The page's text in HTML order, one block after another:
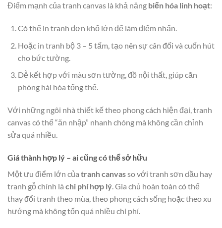
Điểm mạnh của tranh canvas là khả năng biến hóa linh hoạt:
Có thể in tranh đơn khổ lớn để làm điểm nhấn.
Hoặc in tranh bộ 3 – 5 tấm, tạo nên sự cân đối và cuốn hút
cho bức tường.
Dễ kết hợp với màu sơn tường, đồ nội thất, giúp căn
phòng hài hòa tổng thể.
Với những ngôi nhà thiết kế theo phong cách hiện đại, tranh
canvas có thể “ăn nhập” nhanh chóng mà không cần chỉnh
sửa quá nhiều.
Giá thành hợp lý – ai cũng có thể sở hữu
Một ưu điểm lớn của tranh canvasso với tranh sơn dầu hay
tranh gỗ chính là chi phí hợp lý . Gia chủ hoàn toàn có thể
thay đổi tranh theo mùa, theo phong cách sống hoặc theo xu
hướng mà không tốn quá nhiều chi phí.